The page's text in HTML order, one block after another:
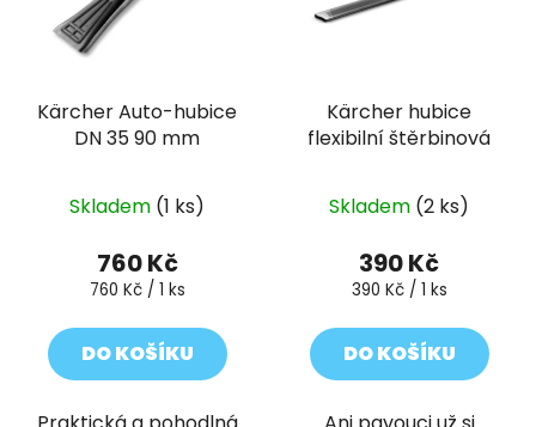
Kärcher Auto-hubice
DN 35 90 mm
Skladem (1 ks)
760 Kč
Měrná
760 Kč / 1 ks
DO KOŠÍKU
Kärcher hubice
flexibilní štěrbinová
Skladem (2 ks)
390 Kč
Měrná
390 Kč / 1 ks
DO KOŠÍKU